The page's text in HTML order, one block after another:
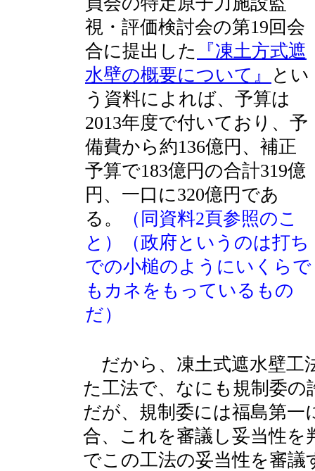
視・評価検討会の第19回会
合に提出した
『凍土方式遮
水壁の概要について』
とい
う資料によれば、予算は
2013年度で付いており、予
備費から約136億円、補正
予算で183億円の合計319億
円、一口に320億円であ
る。
（同資料2頁参照のこ
と）（政府というのは打ち
での小槌のようにいくらで
もカネをもっているもの
だ）
だから、凍土式遮水壁工
た工法で、なにも規制委
だが、規制委には福島第
合、これを審議し妥当性
でこの工法の妥当性を審議